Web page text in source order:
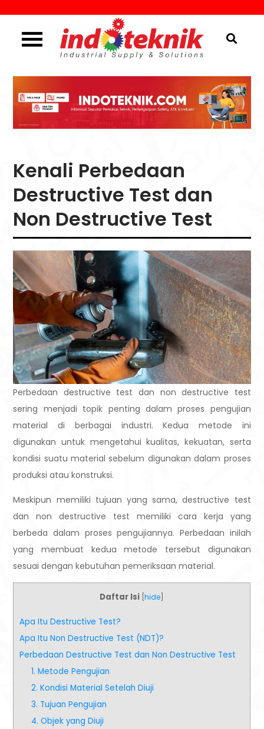
content
Seputar Teknik, Safety,
ATK & Industri
Kenali Perbedaan
Destructive Test dan
Non Destructive Test
Perbedaan destructive test dan non destructive test
sering menjadi topik penting dalam proses pengujian
material di berbagai industri. Kedua metode ini
digunakan untuk mengetahui kualitas, kekuatan, serta
kondisi suatu material sebelum digunakan dalam proses
produksi atau konstruksi.
Meskipun memiliki tujuan yang sama, destructive test
dan non destructive test memiliki cara kerja yang
berbeda dalam proses pengujiannya. Perbedaan inilah
yang membuat kedua metode tersebut digunakan
sesuai dengan kebutuhan pemeriksaan material.
Daftar Isi [hide
Apa Itu Destructive Test?
Apa Itu Non Destructive Test (NDT)?
Perbedaan Destructive Test dan Non Destructive Test
1. Metode Pengujian
2. Kondisi Material Setelah Diuji
3. Tujuan Pengujian
4. Objek yang Diuji